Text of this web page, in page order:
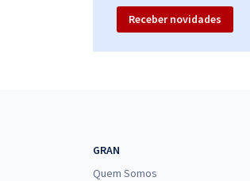
Receber novidades
GRAN
Quem Somos